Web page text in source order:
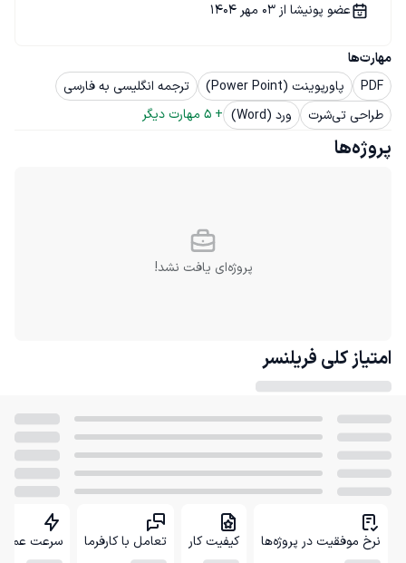
مهارت‌ها
PDF
پاورپوینت (Power Point)
ترجمه انگلیسی به فارسی
طراحی تی‌شرت
ورد (Word) +
5 مهارت دیگر
عضو پونیشا از 03 مهر 1404
پروژه‌ها
پروژه‌ای یافت نشد!
امتیاز کلی فریلنسر
نرخ موفقیت در پروژه‌ها کیفیت کار تعامل با کارفرما سرعت عمل